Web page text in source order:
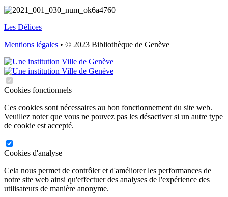
Les Délices
Mentions légales • © 2023 Bibliothèque de Genève
Cookies fonctionnels
Ces cookies sont nécessaires au bon fonctionnement du site web.
Veuillez noter que vous ne pouvez pas les désactiver si un autre type
de cookie est accepté.
Cookies d'analyse
Cela nous permet de contrôler et d'améliorer les performances de
notre site web ainsi qu'effectuer des analyses de l'expérience des
utilisateurs de manière anonyme.